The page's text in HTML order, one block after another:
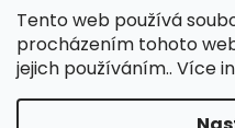
Tento web používá
procházením tohoto
jejich používáním.. Více
Aktuality Kamenné